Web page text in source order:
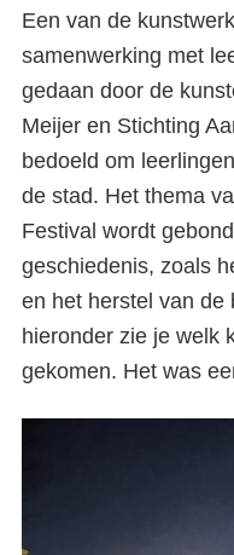
Een van de
samenwerking met
gedaan door de
Meijer en Stichting
bedoeld om
de stad. Het thema
Festival wordt
geschiedenis, zoals
en het herstel van de
hieronder zie je welk
gekomen. Het was